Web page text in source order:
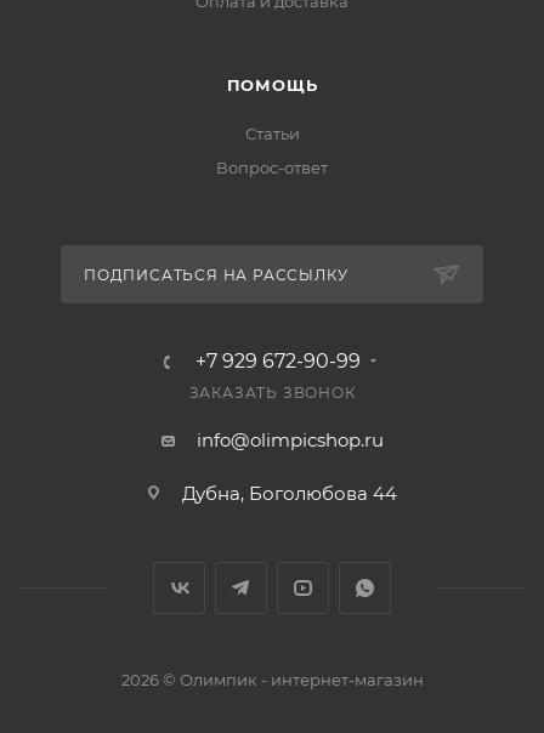
ПОМОЩЬ
Статьи
Вопрос-ответ
ПОДПИСАТЬСЯ НА РАССЫЛКУ
+7 929 672-90-99
ЗАКАЗАТЬ ЗВОНОК
info@olimpicshop.ru
Дубна, Боголюбова 44
2026 © Олимпик - интернет-магазин